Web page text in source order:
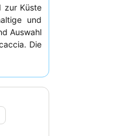
zur Küste
und
Auswahl
Die
die zu